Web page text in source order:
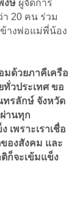
งษ์ ผู้จัดการ
20 คน ร่วม
ข้างพ่อแม่พี่น้อง
มด้วยภาคีเครือ
วประเทศ ขอ
ทรลักษ์ จังหวัด
านทุก
เพราะเราเชื่อ
องสังคม และ
ก็จะเข้มแข็ง